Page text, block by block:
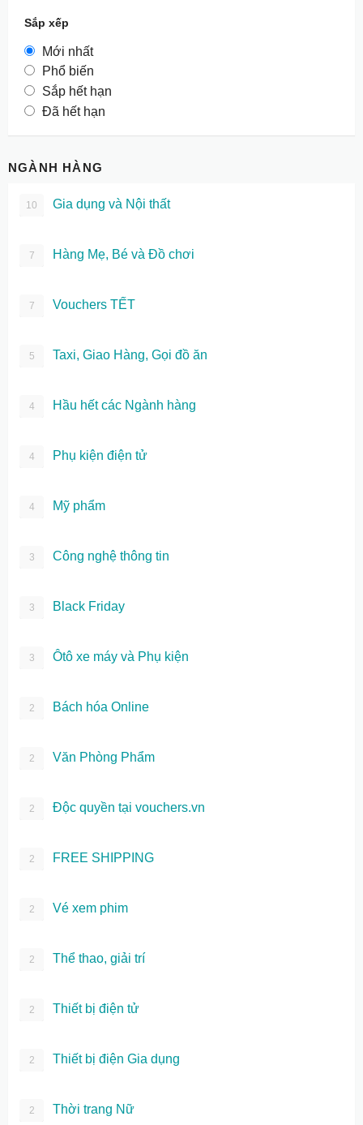
Sắp xếp
Mới nhất
Phổ biến
Sắp hết hạn
Đã hết hạn
NGÀNH HÀNG
10 Gia dụng và Nội thất
7 Hàng Mẹ, Bé và Đồ chơi
7 Vouchers TẾT
5 Taxi, Giao Hàng, Gọi đồ ăn
4 Hầu hết các Ngành hàng
4 Phụ kiện điện tử
4 Mỹ phẩm
3 Công nghệ thông tin
3 Black Friday
3 Ôtô xe máy và Phụ kiện
2 Bách hóa Online
2 Văn Phòng Phẩm
2 Độc quyền tại vouchers.vn
2 FREE SHIPPING
2 Vé xem phim
2 Thể thao, giải trí
2 Thiết bị điện tử
2 Thiết bị điện Gia dụng
2 Thời trang Nữ